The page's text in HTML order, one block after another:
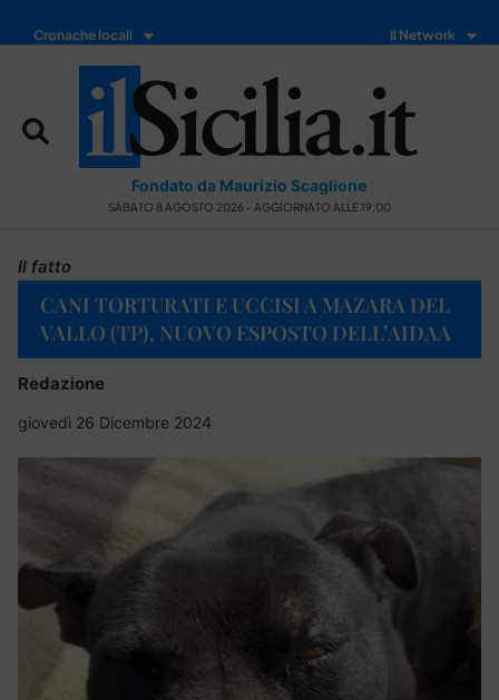
Cronache locali Il Network
Fondato da Maurizio Scaglione
SABATO 8 AGOSTO 2026 - AGGIORNATO ALLE 19:00
Il fatto
CANI TORTURATI E UCCISI A MAZARA DEL
VALLO (TP), NUOVO ESPOSTO DELL’AIDAA
Redazione
giovedì 26 Dicembre 2024